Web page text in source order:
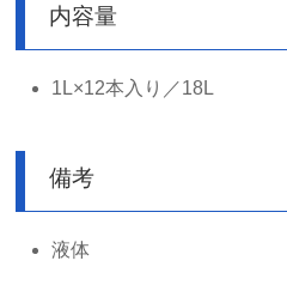
内容量
1L×12本入り／18L
備考
液体